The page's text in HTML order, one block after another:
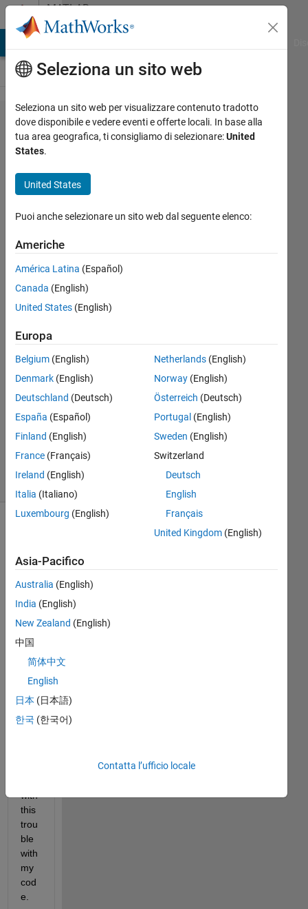
Vai al contenutoMATLAB
Answers
Plotting
while
the
point in
a vector
Hieu
2024
2
Risposte
Risposta
accettata
Aggiornato
3 Lug 2024
10
Visualizzazioni
(30 giorni)
meno
Hi
Mat
lab
mily
.
I
with
this
trou
ble
with
my
cod
e.
Seleziona un sito web
Seleziona un sito web per visualizzare contenuto tradotto
dove disponibile e vedere eventi e offerte locali. In base alla
tua area geografica, ti consigliamo di selezionare:United
States.
United States
Puoi anche selezionare un sito web dal seguente elenco:
Americhe
América Latina (Español)
Canada (English)
United States (English)
Europa
Belgium (English)
Denmark (English)
Deutschland (Deutsch)
España (Español)
Finland (English)
France (Français)
Ireland (English)
Italia (Italiano)
Luxembourg (English)
Netherlands(English)
Norway(English)
Österreich (Deutsch)
Portugal (English)
Sweden (English)
Switzerland
Deutsch
English
Français
United Kingdom(English)
Asia-Pacifico
Australia (English)
India (English)
New Zealand (English)
中国
简体中文
English
日本 (日本語)
한국 (한국어)
Contatta l’ufficio locale